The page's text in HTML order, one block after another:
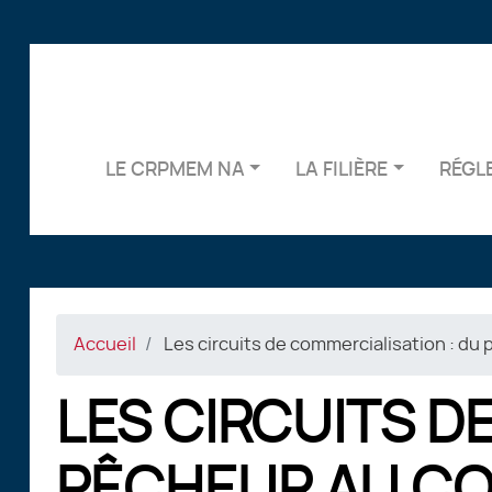
LE CRPMEM NA LA FILIÈRE
Accueil Les circuits de commercialisation : du
LES CIRCUITS